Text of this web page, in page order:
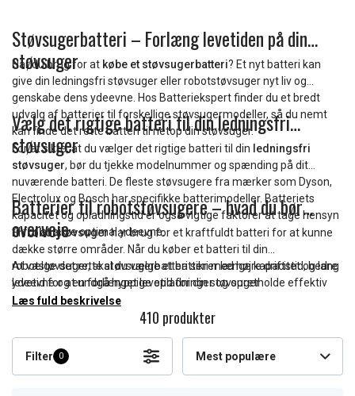
Støvsugerbatteri – Forlæng levetiden på din
støvsuger
Har du brug for at købe et støvsugerbatteri? Et nyt batteri kan
give din ledningsfri støvsuger eller robotstøvsuger nyt liv og
genskabe dens ydeevne. Hos Batteriekspert finder du et bredt
udvalg af batterier til forskellige støvsugermodeller, så du nemt
kan finde det rette batteri til netop din støvsuger.
Vælg det rigtige batteri til din ledningsfri
støvsuger
For at sikre, at du vælger det rigtige batteri til din ledningsfri
støvsuger, bør du tjekke modelnummer og spænding på dit
nuværende batteri. De fleste støvsugere fra mærker som Dyson,
Electrolux og Bosch har specifikke batterimodeller. Batteriets
kapacitet og opladningstid er også vigtige faktorer at tage hensyn
til for at sikre optimal ydeevne.
Batterier til robotstøvsugere – hvad du bør
overveje
Enrobotstøvsugerhar brug for et kraftfuldt batteri for at kunne
dække større områder. Når du køber et batteri til din
robotstøvsuger, skal du vælge et batteri med høj kapacitet og lang
levetid for at undgå hyppige opladninger og opretholde effektiv
rengøring. Velkendte mærker som iRobot og Xiaomi tilbyder
kompatible batterimodeller hos os.
At vælge det rette støvsugerbatteri sikrer længere driftstid, bedre
ydeevne og en forlænget levetid for din støvsuger
Læs fuld beskrivelse
410 produkter
Filter 0 Mest populære